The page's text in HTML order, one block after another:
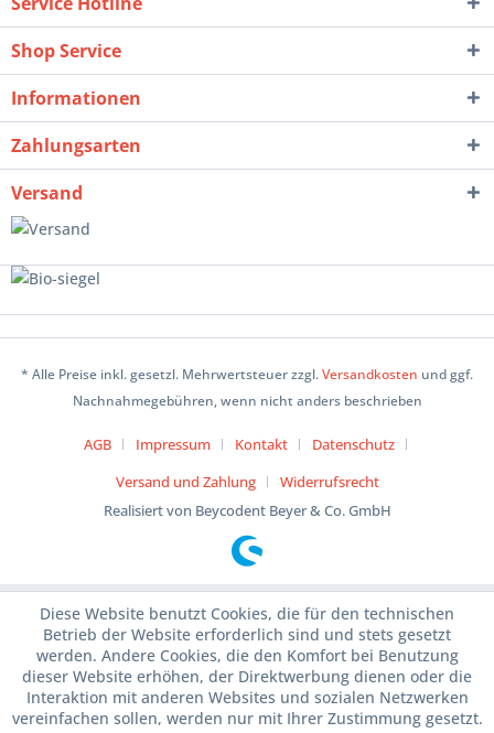
Shop Service
Informationen
Zahlungsarten
Versand
* Alle Preise inkl. gesetzl. Mehrwertsteuer zzgl.Versandkosten und ggf.
Nachnahmegebühren, wenn nicht anders beschrieben
AGB Impressum Kontakt
Datenschutz
Versand und Zahlung
Widerrufsrecht
Realisiert von Beycodent Beyer & Co. GmbH
Diese Website benutzt Cookies, die für den technischen
Betrieb der Website erforderlich sind und stets gesetzt
werden. Andere Cookies, die den Komfort bei Benutzung
dieser Website erhöhen, der Direktwerbung dienen oder die
Interaktion mit anderen Websites und sozialen Netzwerken
vereinfachen sollen, werden nur mit Ihrer Zustimmung gesetzt.